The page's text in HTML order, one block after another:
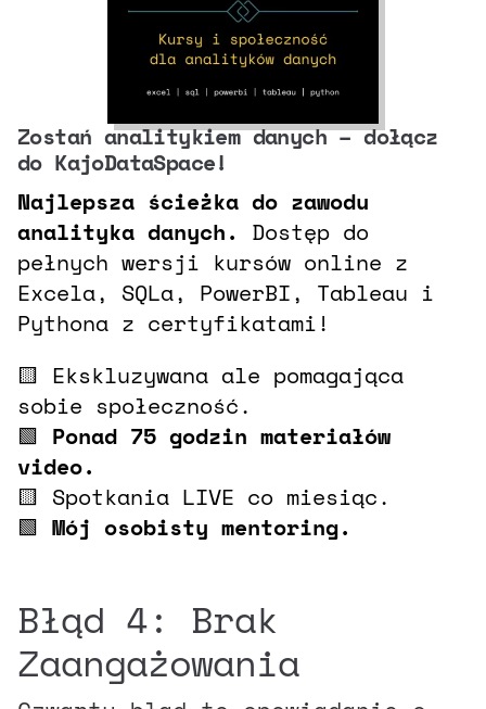
Zostań analitykiem danych – dołącz
do KajoDataSpace!
Najlepsza ścieżka do zawodu
analityka danych. Dostęp do
pełnych wersji kursów online z
Excela, SQLa, PowerBI, Tableau i
Pythona z certyfikatami!
🟨 Ekskluzywana ale pomagająca
sobie społeczność.
🟩 Ponad 75 godzin materiałów
video.
🟨 Spotkania LIVE co miesiąc.
🟩 Mój osobisty mentoring.
Błąd 4: Brak
Zaangażowania